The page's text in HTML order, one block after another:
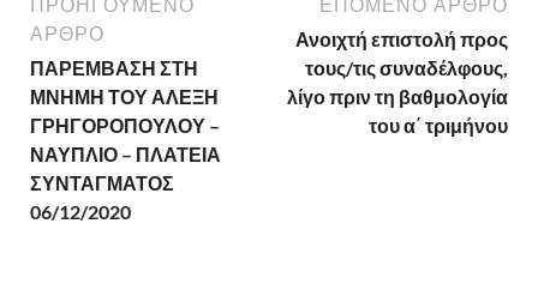
ΑΡΘΡΟ
ΠΑΡΕΜΒΑΣΗ ΣΤΗ
ΜΝΗΜΗ ΤΟΥ ΑΛΕΞΗ
ΓΡΗΓΟΡΟΠΟΥΛΟΥ –
ΝΑΥΠΛΙΟ – ΠΛΑΤΕΙΑ
ΣΥΝΤΑΓΜΑΤΟΣ
06/12/2020
Ανοιχτή επιστολή προς
τους/τις συναδέλφους,
λίγο πριν τη βαθμολογία
του α΄ τριμήνου